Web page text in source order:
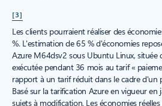
[3]
Les clients pourraient réaliser des
%. L'estimation de 65 % d'économies
Azure M64dsv2 sous Ubuntu Linux, située
exécutée pendant 36 mois au tarif «
rapport à un tarif réduit dans le cadre d'un
Basé sur la tarification Azure en vigueur en
sujets à modification. Les économies